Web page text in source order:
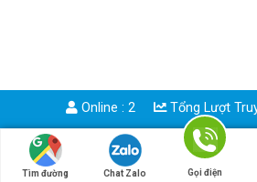
Tìm đường Chat Zalo Gọi điện
Online : 2 Tổng Lượt
Copyright 2026 ©